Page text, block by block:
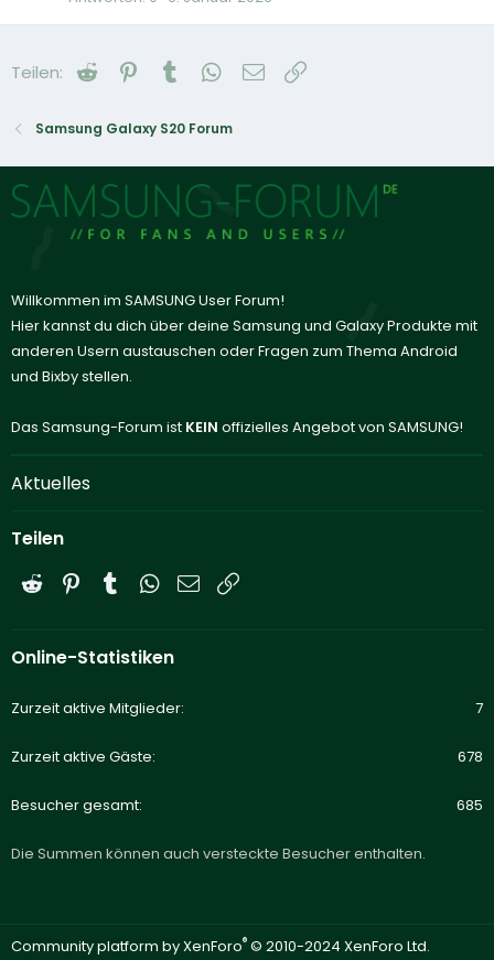
Teilen: Reddit Pinterest
Tumblr WhatsApp
E-Mail
Samsung Galaxy S20 Forum
Willkommen im SAMSUNG User Forum!
Hier kannst du dich über deine Samsung und Galaxy Produkte mit
anderen Usern austauschen oder Fragen zum Thema Android
und Bixby stellen.
Das Samsung-Forum ist KEIN offizielles Angebot von SAMSUNG!
Aktuelles
Teilen
Reddit PinterestTumblrWhatsApp
E-Mail
Online-Statistiken
Zurzeit aktive Mitglieder 7
Zurzeit aktive Gäste 678
Besucher gesamt 685
Die Summen können auch versteckte Besucher enthalten.
Community platform by XenForo® © 2010-2024 XenForo Ltd.